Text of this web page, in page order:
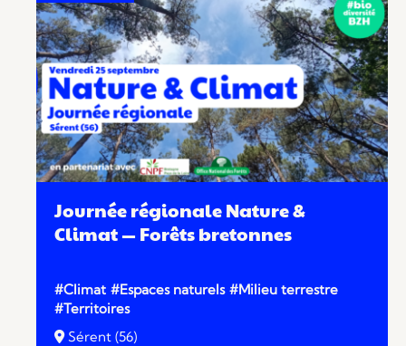
Journée régionale Nature &
Climat — Forêts bretonnes
#Climat #Espaces naturels #Milieu terrestre
#Territoires
Sérent (56)